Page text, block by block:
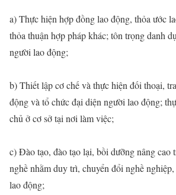
a) Thực hiện hợp đồng lao động, thỏa ước
thỏa thuận hợp pháp khác; tôn trọng danh
người lao động;
b) Thiết lập cơ chế và thực hiện đối thoại,
động và tổ chức đại diện người lao động;
chủ ở cơ sở tại nơi làm việc;
c) Đào tạo, đào tạo lại, bồi dưỡng nâng cao
nghề nhằm duy trì, chuyển đổi nghề
lao động;